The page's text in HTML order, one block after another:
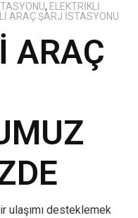
, ELEKTRIKLI
ARAÇ ŞARJ İSTASYONU
ARAÇ
ulaşımı desteklemek